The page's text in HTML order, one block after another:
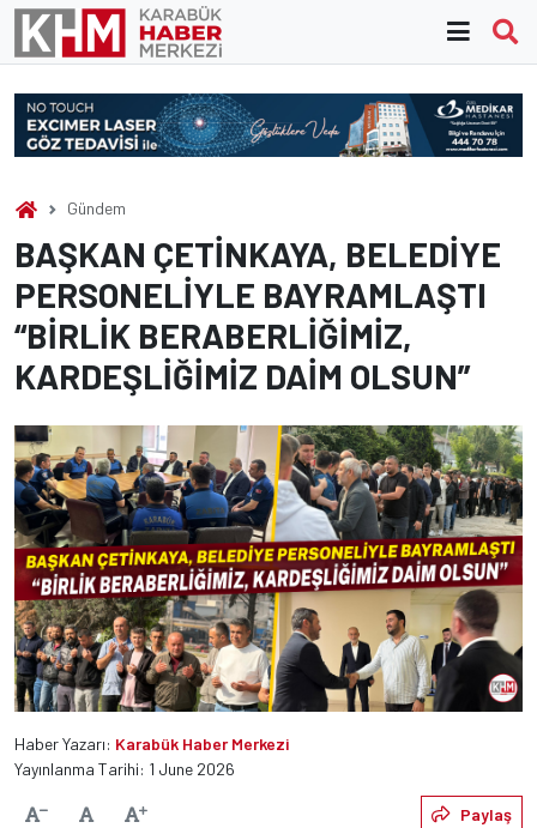
Skip
content
Gündem
BAŞKAN ÇETİNKAYA, BELEDİYE
PERSONELİYLE BAYRAMLAŞTI
“BİRLİK BERABERLİĞİMİZ,
KARDEŞLİĞİMİZ DAİM OLSUN”
Haber Yazarı: Karabük Haber Merkezi
Yayınlanma Tarihi: 1 June 2026
Yazıyı KüçültVarsayılanYazıyı Büyüt Paylaş